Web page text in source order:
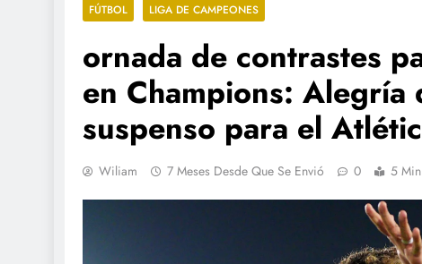
FÚTBOL LIGA DE CAMPEONES
ornada de contrastes
en Champions:
suspenso para el
Wiliam 7 Meses Desde Que Se Envió 0 5